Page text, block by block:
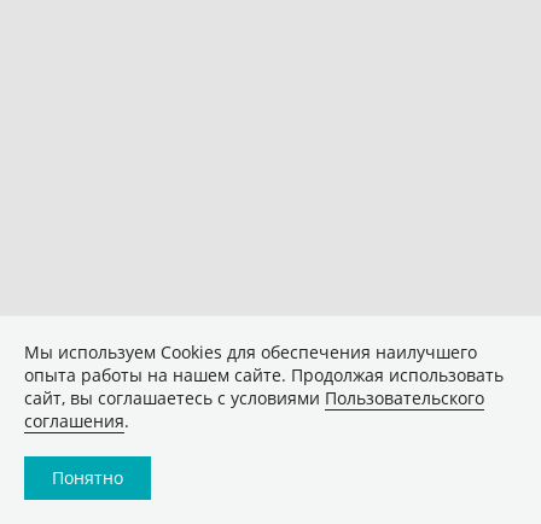
Мы используем Сookies для обеспечения наилучшего
опыта работы на нашем сайте. Продолжая использовать
сайт, вы соглашаетесь с условиями Пользовательского
соглашения.
Понятно